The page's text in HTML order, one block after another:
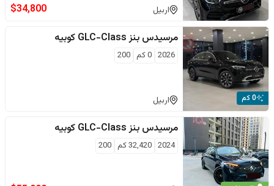
اربيل $34,800
0 كم
مرسيدس بنز GLC-Class كوبيه
2026
0كم 200
اربيل
مرسيدس بنز GLC-Class كوبيه
2024
32,420كم 200